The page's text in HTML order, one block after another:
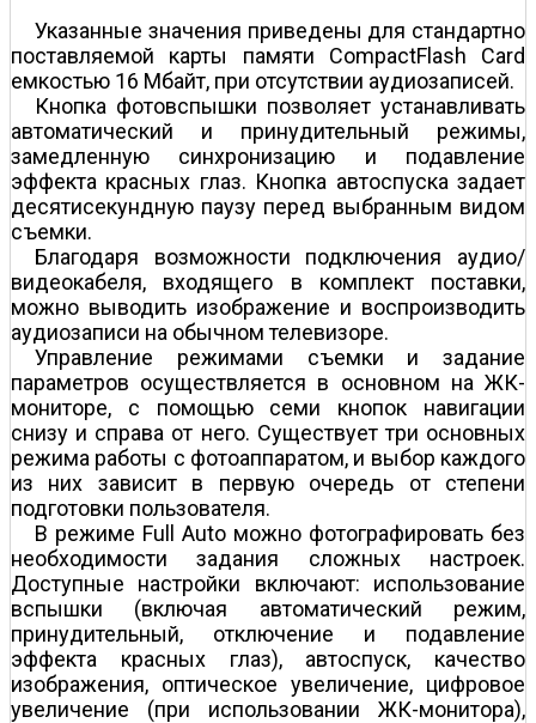
Указанные значения приведены для стандартно
поставляемой карты памяти CompactFlash Card
емкостью 16 Мбайт, при отсутствии аудиозаписей.
Кнопка фотовспышки позволяет устанавливать
автоматический и принудительный режимы,
замедленную синхронизацию и подавление
эффекта красных глаз. Кнопка автоспуска задает
десятисекундную паузу перед выбранным видом
съемки.
Благодаря возможности подключения аудио/
видеокабеля, входящего в комплект поставки,
можно выводить изображение и воспроизводить
аудиозаписи на обычном телевизоре.
Управление режимами съемки и задание
параметров осуществляется в основном на ЖК-
мониторе, с помощью семи кнопок навигации
снизу и справа от него. Существует три основных
режима работы с фотоаппаратом, и выбор каждого
из них зависит в первую очередь от степени
подготовки пользователя.
В режиме Full Auto можно фотографировать без
необходимости задания сложных настроек.
Доступные настройки включают: использование
вспышки (включая автоматический режим,
принудительный, отключение и подавление
эффекта красных глаз), автоспуск, качество
изображения, оптическое увеличение, цифровое
увеличение (при использовании ЖК-монитора),